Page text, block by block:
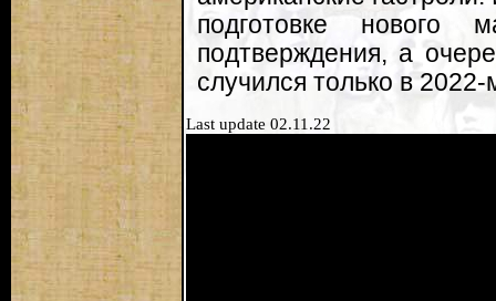
подготовке нового
подтверждения, а
случился только в 2022-
Last update 02.11.22